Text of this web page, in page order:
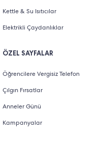
Kettle & Su Isıtıcılar
Elektrikli Çaydanlıklar
ÖZEL SAYFALAR
Öğrencilere Vergisiz Telefon
Çılgın Fırsatlar
Anneler Günü
Kampanyalar